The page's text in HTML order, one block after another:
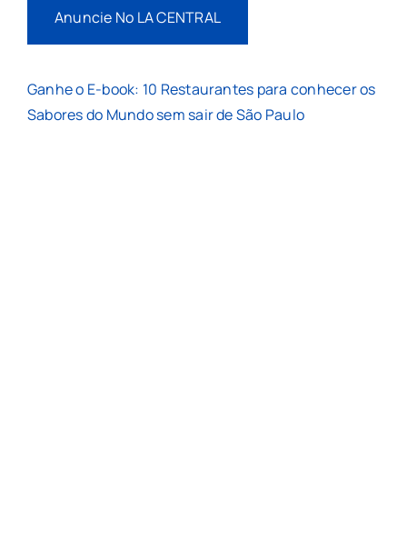
Anuncie No LA CENTRAL
Ganhe o E-book: 10 Restaurantes para conhecer os
Sabores do Mundo sem sair de São Paulo